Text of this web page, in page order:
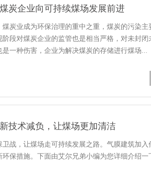
炭企业向可持续煤场发展前进
炭业成为环保治理的重中之重，煤炭的污染主
段对煤炭企业的监管也是相当严格，对未封闭
一种伤害，企业为解决煤炭的存储进行煤场...
技术减负，让煤场更加清洁
战，让煤场走可持续发展之路。气膜建筑加入
保措施。下面由艾尔兄弟小编为您详细介绍一